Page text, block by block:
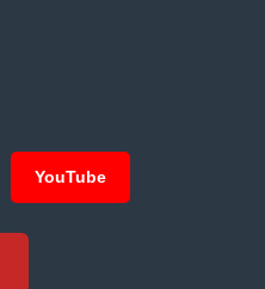
YouTube